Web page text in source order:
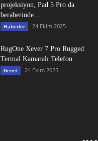
projeksiyon, Pad 5 Pro da
beraberinde...
Haberler 24 Ekim 2025
RugOne Xever 7 Pro Rugged
Termal Kamaralı Telefon
Genel 24 Ekim 2025